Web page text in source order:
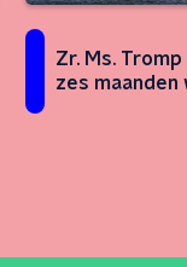
Zr. Ms.
zes